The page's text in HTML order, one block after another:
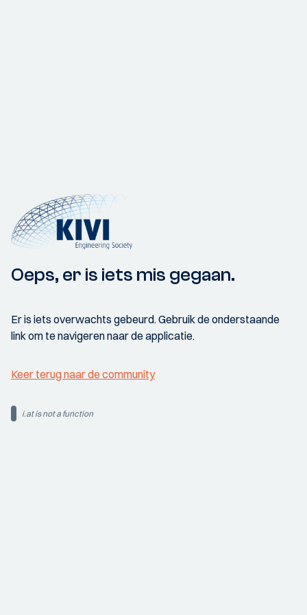
Oeps, er is iets mis gegaan.
Er is iets overwachts gebeurd. Gebruik de onderstaande
link om te navigeren naar de applicatie.
Keer terug naar de community
i.at is not a function